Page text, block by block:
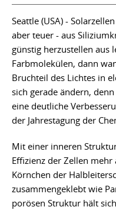
Seattle (USA) -
aber teuer - aus
günstig herzustellen aus
Farbmolekülen, dann
Bruchteil des Lichtes in
sich gerade ändern,
eine deutliche
der Jahrestagung der
Mit einer inneren
Effizienz der Zellen
Körnchen der
zusammengeklebt wie
porösen Struktur hält